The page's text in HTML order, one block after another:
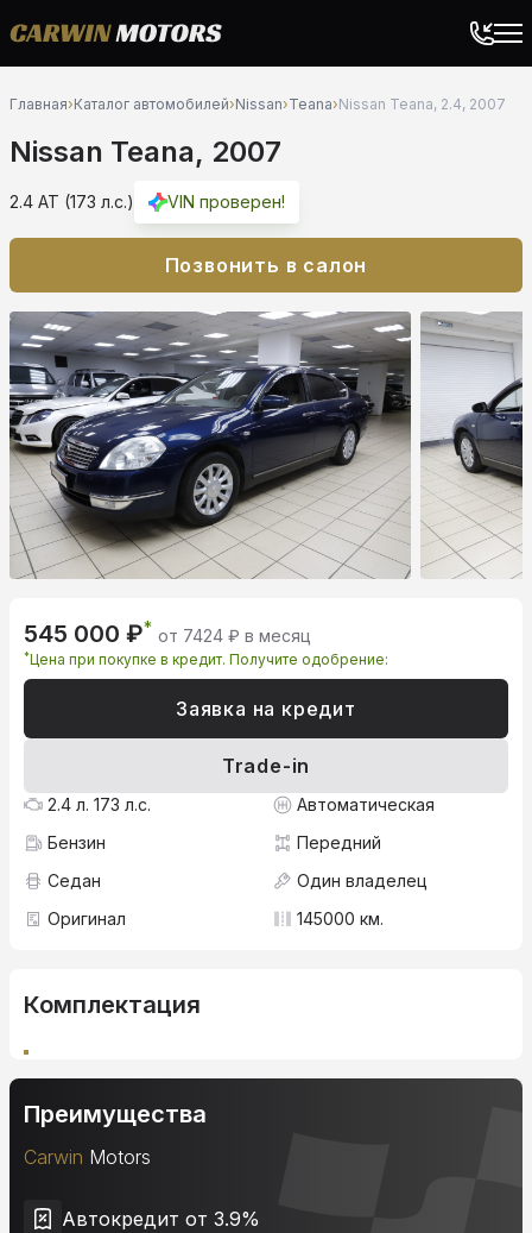
Главная›Каталог автомобилей›Nissan›Teana›Nissan Teana, 2.4, 2007
Nissan Teana, 2007
2.4 AT (173 л.с.) VIN проверен!
Позвонить в салон
545 000 ₽* от 7424 ₽ в месяц
*Цена при покупке в кредит. Получите одобрение:
Заявка на кредит
Trade-in
2.4 л. 173 л.с.
Автоматическая
Бензин
Передний
Седан
Один владелец
Оригинал
145000 км.
Комплектация
Преимущества
Carwin Motors
Автокредит от 3.9%